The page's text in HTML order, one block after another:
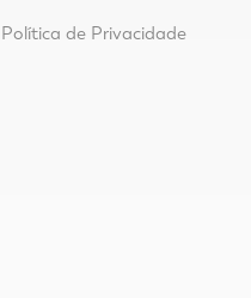
Política de Privacidade